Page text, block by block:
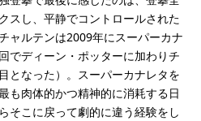
スし、平静でコントロールされた
ャルテンは2009年にスーパーカナ
でディーン・ポッターに加わりチ
となった）。スーパーカナレタを
も肉体的かつ精神的に消耗する日
そこに戻って劇的に違う経験をし